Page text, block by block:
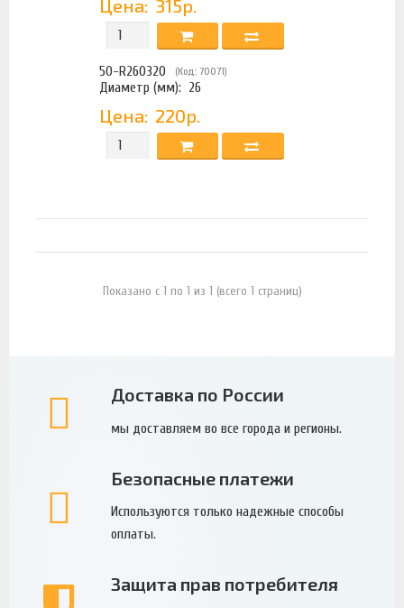
Цена: 315р.
50-R260320 (Код: 70071)
Диаметр (мм): 26
Цена: 220р.
Показано с 1 по 1 из 1 (всего 1 страниц)
Доставка по России
мы доставляем во все города и регионы.
Безопасные платежи
Используются только надежные способы
оплаты.
Защита прав потребителя